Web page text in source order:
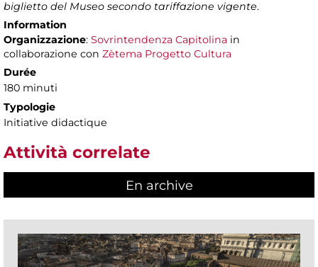
biglietto del Museo secondo tariffazione vigente.
Information
Organizzazione: Sovrintendenza Capitolina in
collaborazione con Zètema Progetto Cultura
Durée
180 minuti
Typologie
Initiative didactique
Attività correlate
En archive